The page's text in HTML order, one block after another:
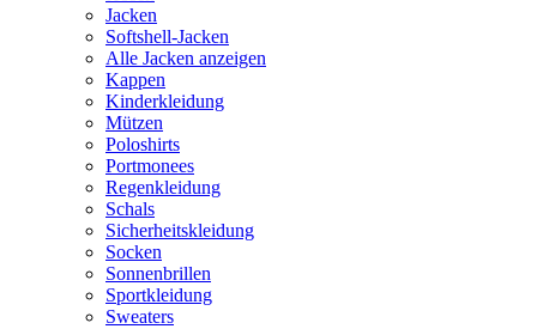
Jacken
Softshell-Jacken
Alle Jacken anzeigen
Kappen
Kinderkleidung
Mützen
Poloshirts
Portmonees
Regenkleidung
Schals
Sicherheitskleidung
Socken
Sonnenbrillen
Sportkleidung
Sweaters